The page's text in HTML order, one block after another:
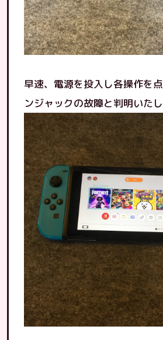
早速、電源を投入し各操作を
ンジャックの故障と判明いたし